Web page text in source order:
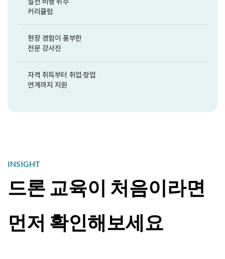
커리큘럼
현장 경험이 풍부한
전문 강사진
자격 취득부터 취업·창업
연계까지 지원
INSIGHT
드론 교육이 처음이라면
먼저 확인해보세요